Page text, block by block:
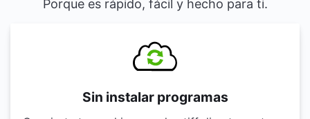
Porque es rápido, fácil y hecho para ti.
Sin instalar programas